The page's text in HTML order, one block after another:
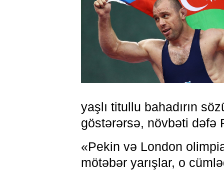
yaşlı titullu bahadırın
göstərərsə, növbəti dəfə
«Pekin və London
mötəbər yarışlar, o